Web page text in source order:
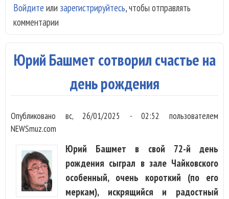
Войдите или зарегистрируйтесь, чтобы отправлять
комментарии
Юрий Башмет сотворил счастье на
день рождения
Опубликовано вс, 26/01/2025 - 02:52
пользователем
NEWSmuz.com
Юрий Башмет в свой 72-й день
рождения сыграл в зале Чайковского
особенный, очень короткий (по его
меркам), искрящийся и радостный